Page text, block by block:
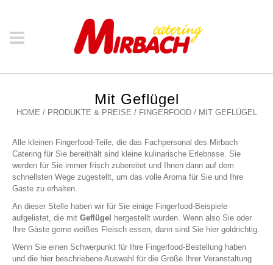
Mit Geflügel
HOME / PRODUKTE & PREISE / FINGERFOOD / MIT GEFLÜGEL
Alle kleinen Fingerfood-Teile, die das Fachpersonal des Mirbach
Catering für Sie bereithält sind kleine kulinarische Erlebnsse. Sie
werden für Sie immer frisch zubereitet und Ihnen dann auf dem
schnellsten Wege zugestellt, um das volle Aroma für Sie und Ihre
Gäste zu erhalten.
An dieser Stelle haben wir für Sie einige Fingerfood-Beispiele
aufgelistet, die mit Geflügel
hergestellt wurden. Wenn also Sie oder
Ihre Gäste gerne weißes Fleisch essen, dann sind Sie hier goldrichtig.
Wenn Sie einen Schwerpunkt für Ihre Fingerfood-Bestellung haben
und die hier beschriebene Auswahl für die Größe Ihrer Veranstaltung